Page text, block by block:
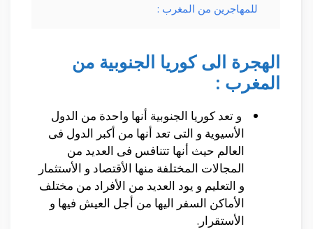
للمهاجرين من المغرب :
الهجرة الى كوريا الجنوبية من
المغرب :
و تعد كوريا الجنوبية أنها واحدة من الدول
الأسيوية و التى تعد أنها من أكبر الدول فى
العالم حيث أنها تتنافس فى العديد من
المجالات المختلفة منها الأقتصاد و الأستثمار
و التعليم و يود العديد من الأفراد من مختلف
الأماكن السفر اليها من أجل العيش فيها و
الأستقرار.